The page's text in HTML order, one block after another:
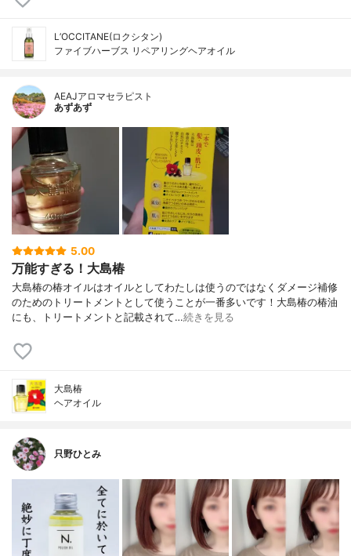
L’OCCITANE(ロクシタン)
ファイブハーブス リペアリングヘアオイル
AEAJアロマセラピスト
あずあず
5.00
万能すぎる！大島椿
大島椿の椿オイルはオイルとしてわたしは使うのではなくダメージ補修
のためのトリートメントとして使うことが一番多いです！大島椿の椿油
にも、トリートメントと記載されて…続きを見る
大島椿
ヘアオイル
只野ひとみ